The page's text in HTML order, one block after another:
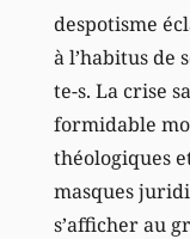
despotisme
à l’habitus de
te-s. La crise
formidable
théologiques
masques
s’afficher au